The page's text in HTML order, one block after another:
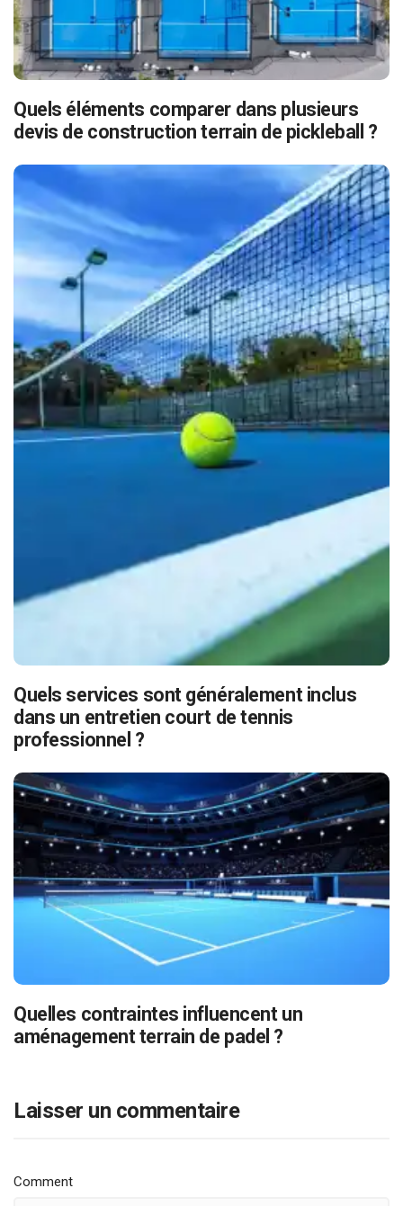
Quels éléments comparer dans plusieurs
devis de construction terrain de pickleball ?
Quels services sont généralement inclus
dans un entretien court de tennis
professionnel ?
Quelles contraintes influencent un
aménagement terrain de padel ?
Laisser un commentaire
Comment